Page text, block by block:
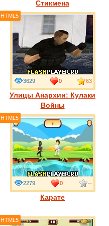
Стикмена
Улицы Анархии: Кулаки
Войны
3629 0 63
HTML5
Карате
2279 0 --
HTML5
HTML5